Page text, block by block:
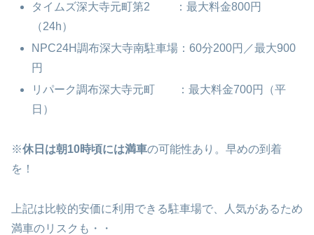
タイムズ深大寺元町第2 ：最大料金800円
（24h）
NPC24H調布深大寺南駐車場：60分200円／最大900
円
リパーク調布深大寺元町 ：最大料金700円（平
日）
※休日は朝10時頃には満車の可能性あり。早めの到着
を！
上記は比較的安価に利用できる駐車場で、人気があるため
満車のリスクも・・